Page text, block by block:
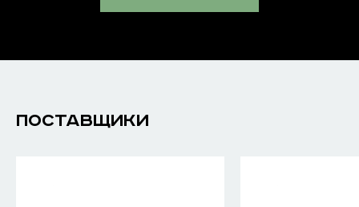
ПОСТАВЩИКИ